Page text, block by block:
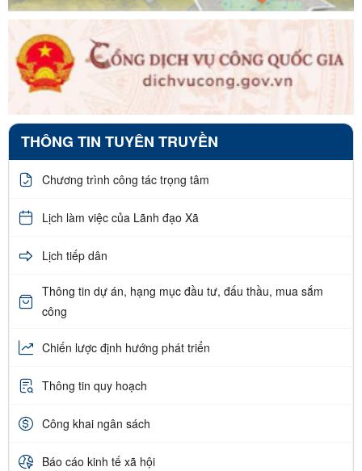
THÔNG TIN TUYÊN TRUYỀN
Chương trình công tác trọng tâm
Lịch làm việc của Lãnh đạo Xã
Lịch tiếp dân
Thông tin dự án, hạng mục đầu tư, đấu thầu, mua sắm
công
Chiến lược định hướng phát triển
Thông tin quy hoạch
Công khai ngân sách
Báo cáo kinh tế xã hội